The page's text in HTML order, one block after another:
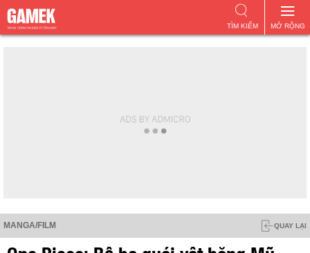
MỞ RỘNG
TÌM KIẾM
MANGA/FILM QUAY LẠI